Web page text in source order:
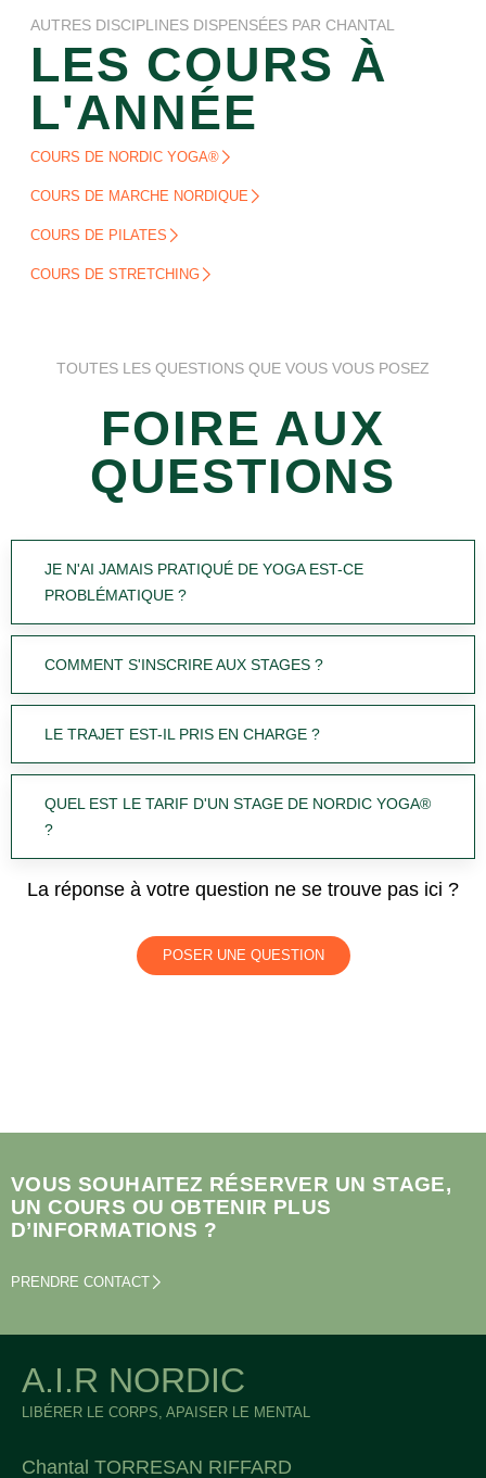
AUTRES DISCIPLINES DISPENSÉES PAR CHANTAL
LES COURS À
L'ANNÉE
COURS DE NORDIC YOGA®
COURS DE MARCHE NORDIQUE
COURS DE PILATES
COURS DE STRETCHING
TOUTES LES QUESTIONS QUE VOUS VOUS POSEZ
FOIRE AUX
QUESTIONS
JE N'AI JAMAIS PRATIQUÉ DE YOGA EST-CE
PROBLÉMATIQUE ?
COMMENT S'INSCRIRE AUX STAGES ?
LE TRAJET EST-IL PRIS EN CHARGE ?
QUEL EST LE TARIF D'UN STAGE DE NORDIC YOGA®
?
La réponse à votre question ne se trouve pas ici ?
POSER UNE QUESTION
VOUS SOUHAITEZ RÉSERVER UN STAGE,
UN COURS OU OBTENIR PLUS
D’INFORMATIONS ?
PRENDRE CONTACT
A.I.R NORDIC
LIBÉRER LE CORPS, APAISER LE MENTAL
Chantal TORRESAN RIFFARD